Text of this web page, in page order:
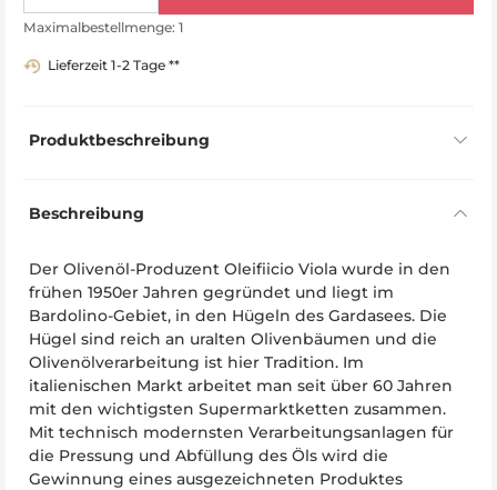
Maximalbestellmenge: 1
Lieferzeit 1-2 Tage **
Produktbeschreibung
Beschreibung
Der Olivenöl-Produzent Oleifiicio Viola wurde in den
frühen 1950er Jahren gegründet und liegt im
Bardolino-Gebiet, in den Hügeln des Gardasees. Die
Hügel sind reich an uralten Olivenbäumen und die
Olivenölverarbeitung ist hier Tradition. Im
italienischen Markt arbeitet man seit über 60 Jahren
mit den wichtigsten Supermarktketten zusammen.
Mit technisch modernsten Verarbeitungsanlagen für
die Pressung und Abfüllung des Öls wird die
Gewinnung eines ausgezeichneten Produktes